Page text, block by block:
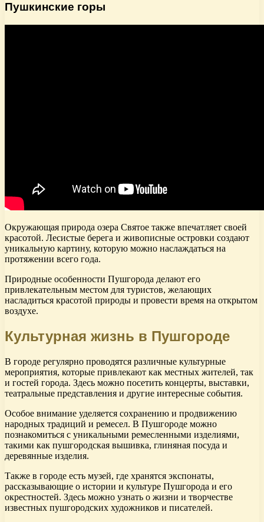
Пушкинские горы
Окружающая природа озера Святое также впечатляет своей
красотой. Лесистые берега и живописные островки создают
уникальную картину, которую можно наслаждаться на
протяжении всего года.
Природные особенности Пушгорода делают его
привлекательным местом для туристов, желающих
насладиться красотой природы и провести время на открытом
воздухе.
Культурная жизнь в Пушгороде
В городе регулярно проводятся различные культурные
мероприятия, которые привлекают как местных жителей, так
и гостей города. Здесь можно посетить концерты, выставки,
театральные представления и другие интересные события.
Особое внимание уделяется сохранению и продвижению
народных традиций и ремесел. В Пушгороде можно
познакомиться с уникальными ремесленными изделиями,
такими как пушгородская вышивка, глиняная посуда и
деревянные изделия.
Также в городе есть музей, где хранятся экспонаты,
рассказывающие о истории и культуре Пушгорода и его
окрестностей. Здесь можно узнать о жизни и творчестве
известных пушгородских художников и писателей.